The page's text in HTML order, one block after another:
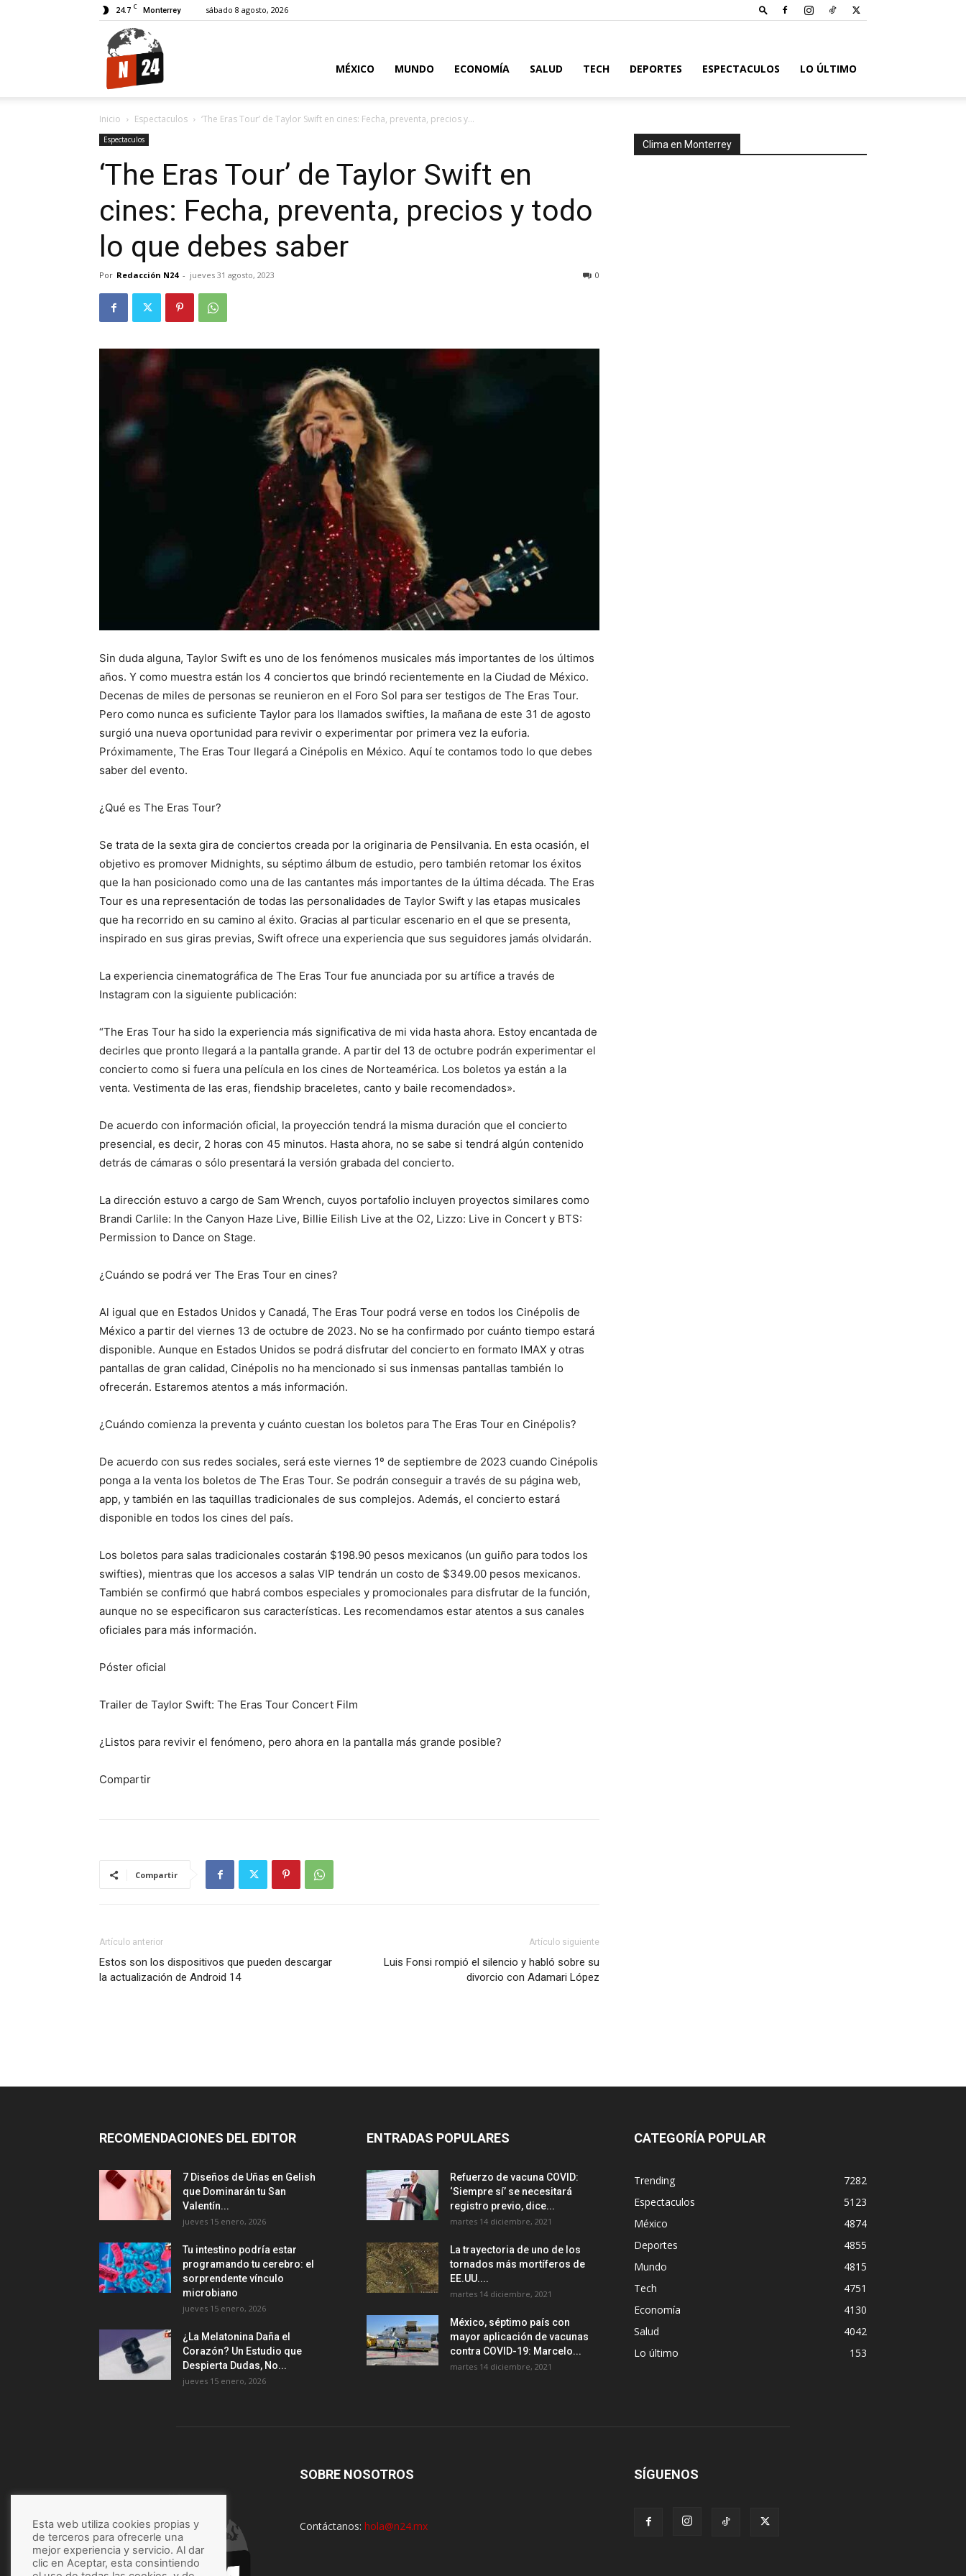
24.7 C Monterrey sábado 8 agosto, 2026
MÉXICO MUNDO ECONOMÍA SALUD TECH DEPORTES ESPECTACULOS LO ÚLTIMO
Inicio Espectaculos ‘The Eras Tour’ de Taylor Swift en cines: Fecha, preventa, precios y...
Espectaculos
‘The Eras Tour’ de Taylor Swift en
cines: Fecha, preventa, precios y todo
lo que debes saber
Por Redacción N24 - jueves 31 agosto, 2023 0
Sin duda alguna, Taylor Swift es uno de los fenómenos musicales más importantes de los últimos
años. Y como muestra están los 4 conciertos que brindó recientemente en la Ciudad de México.
Decenas de miles de personas se reunieron en el Foro Sol para ser testigos de The Eras Tour.
Pero como nunca es suficiente Taylor para los llamados swifties, la mañana de este 31 de agosto
surgió una nueva oportunidad para revivir o experimentar por primera vez la euforia.
Próximamente, The Eras Tour llegará a Cinépolis en México. Aquí te contamos todo lo que debes
saber del evento.
¿Qué es The Eras Tour?
Se trata de la sexta gira de conciertos creada por la originaria de Pensilvania. En esta ocasión, el
objetivo es promover Midnights, su séptimo álbum de estudio, pero también retomar los éxitos
que la han posicionado como una de las cantantes más importantes de la última década. The Eras
Tour es una representación de todas las personalidades de Taylor Swift y las etapas musicales
que ha recorrido en su camino al éxito. Gracias al particular escenario en el que se presenta,
inspirado en sus giras previas, Swift ofrece una experiencia que sus seguidores jamás olvidarán.
La experiencia cinematográfica de The Eras Tour fue anunciada por su artífice a través de
Instagram con la siguiente publicación:
“The Eras Tour ha sido la experiencia más significativa de mi vida hasta ahora. Estoy encantada de
decirles que pronto llegará a la pantalla grande. A partir del 13 de octubre podrán experimentar el
concierto como si fuera una película en los cines de Norteamérica. Los boletos ya están a la
venta. Vestimenta de las eras, fiendship braceletes, canto y baile recomendados».
De acuerdo con información oficial, la proyección tendrá la misma duración que el concierto
presencial, es decir, 2 horas con 45 minutos. Hasta ahora, no se sabe si tendrá algún contenido
detrás de cámaras o sólo presentará la versión grabada del concierto.
La dirección estuvo a cargo de Sam Wrench, cuyos portafolio incluyen proyectos similares como
Brandi Carlile: In the Canyon Haze Live, Billie Eilish Live at the O2, Lizzo: Live in Concert y BTS:
Permission to Dance on Stage.
¿Cuándo se podrá ver The Eras Tour en cines?
Al igual que en Estados Unidos y Canadá, The Eras Tour podrá verse en todos los Cinépolis de
México a partir del viernes 13 de octubre de 2023. No se ha confirmado por cuánto tiempo estará
disponible. Aunque en Estados Unidos se podrá disfrutar del concierto en formato IMAX y otras
pantallas de gran calidad, Cinépolis no ha mencionado si sus inmensas pantallas también lo
ofrecerán. Estaremos atentos a más información.
¿Cuándo comienza la preventa y cuánto cuestan los boletos para The Eras Tour en Cinépolis?
De acuerdo con sus redes sociales, será este viernes 1º de septiembre de 2023 cuando Cinépolis
ponga a la venta los boletos de The Eras Tour. Se podrán conseguir a través de su página web,
app, y también en las taquillas tradicionales de sus complejos. Además, el concierto estará
disponible en todos los cines del país.
Los boletos para salas tradicionales costarán $198.90 pesos mexicanos (un guiño para todos los
swifties), mientras que los accesos a salas VIP tendrán un costo de $349.00 pesos mexicanos.
También se confirmó que habrá combos especiales y promocionales para disfrutar de la función,
aunque no se especificaron sus características. Les recomendamos estar atentos a sus canales
oficiales para más información.
Póster oficial
Trailer de Taylor Swift: The Eras Tour Concert Film
¿Listos para revivir el fenómeno, pero ahora en la pantalla más grande posible?
Compartir
Compartir
Artículo anterior
Estos son los dispositivos que pueden descargar
la actualización de Android 14
Artículo siguiente
Luis Fonsi rompió el silencio y habló sobre su
divorcio con Adamari López
Clima en Monterrey
RECOMENDACIONES DEL EDITOR
7 Diseños de Uñas en Gelish
que Dominarán tu San
Valentín...
jueves 15 enero, 2026
Tu intestino podría estar
programando tu cerebro: el
sorprendente vínculo
microbiano
jueves 15 enero, 2026
¿La Melatonina Daña el
Corazón? Un Estudio que
Despierta Dudas, No...
jueves 15 enero, 2026
ENTRADAS POPULARES
Refuerzo de vacuna COVID:
‘Siempre sí’ se necesitará
registro previo, dice...
martes 14 diciembre, 2021
La trayectoria de uno de los
tornados más mortíferos de
EE.UU....
martes 14 diciembre, 2021
México, séptimo país con
mayor aplicación de vacunas
contra COVID-19: Marcelo...
martes 14 diciembre, 2021
CATEGORÍA POPULAR
Trending
7282
Espectaculos
5123
México
4874
Deportes
4855
Mundo
4815
Tech
4751
Economía
4130
Salud
4042
Lo último
153
SOBRE NOSOTROS
Contáctanos: hola@n24.mx
SÍGUENOS
Esta web utiliza cookies propias y
de terceros para ofrecerle una
mejor experiencia y servicio. Al dar
clic en Aceptar, esta consintiendo